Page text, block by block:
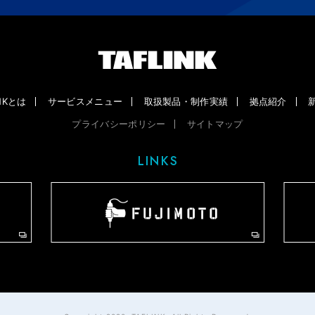
とは サービスメニュー 取扱製品・制作実績 拠点紹介
プライバシーポリシー
サイトマップ
LINKS